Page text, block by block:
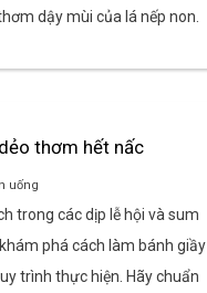
dậy mùi của lá nếp non.
thơm hết nấc
uống
trong các dịp lễ hội và sum
phá cách làm bánh giầy
trình thực hiện. Hãy chuẩn